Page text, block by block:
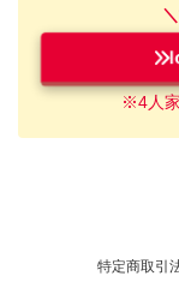
※4人
特定商取引